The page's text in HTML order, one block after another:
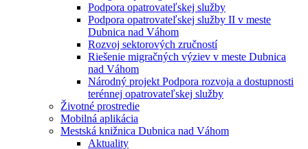
Podpora opatrovateľskej služby
Podpora opatrovateľskej služby II v meste
Dubnica nad Váhom
Rozvoj sektorových zručností
Riešenie migračných výziev v meste Dubnica
nad Váhom
Národný projekt Podpora rozvoja a dostupnosti
terénnej opatrovateľskej služby
Životné prostredie
Mobilná aplikácia
Mestská knižnica Dubnica nad Váhom
Aktuality